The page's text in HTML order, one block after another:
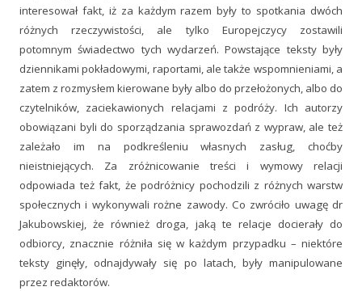
interesował fakt, iż za każdym razem były to spotkania dwóch
różnych rzeczywistości, ale tylko Europejczycy zostawili
potomnym świadectwo tych wydarzeń. Powstające teksty były
dziennikami pokładowymi, raportami, ale także wspomnieniami, a
zatem z rozmysłem kierowane były albo do przełożonych, albo do
czytelników, zaciekawionych relacjami z podróży. Ich autorzy
obowiązani byli do sporządzania sprawozdań z wypraw, ale też
zależało im na podkreśleniu własnych zasług, choćby
nieistniejących. Za zróżnicowanie treści i wymowy relacji
odpowiada też fakt, że podróżnicy pochodzili z różnych warstw
społecznych i wykonywali rożne zawody. Co zwróciło uwagę dr
Jakubowskiej, że również droga, jaką te relacje docierały do
odbiorcy, znacznie różniła się w każdym przypadku – niektóre
teksty ginęły, odnajdywały się po latach, były manipulowane
przez redaktorów.